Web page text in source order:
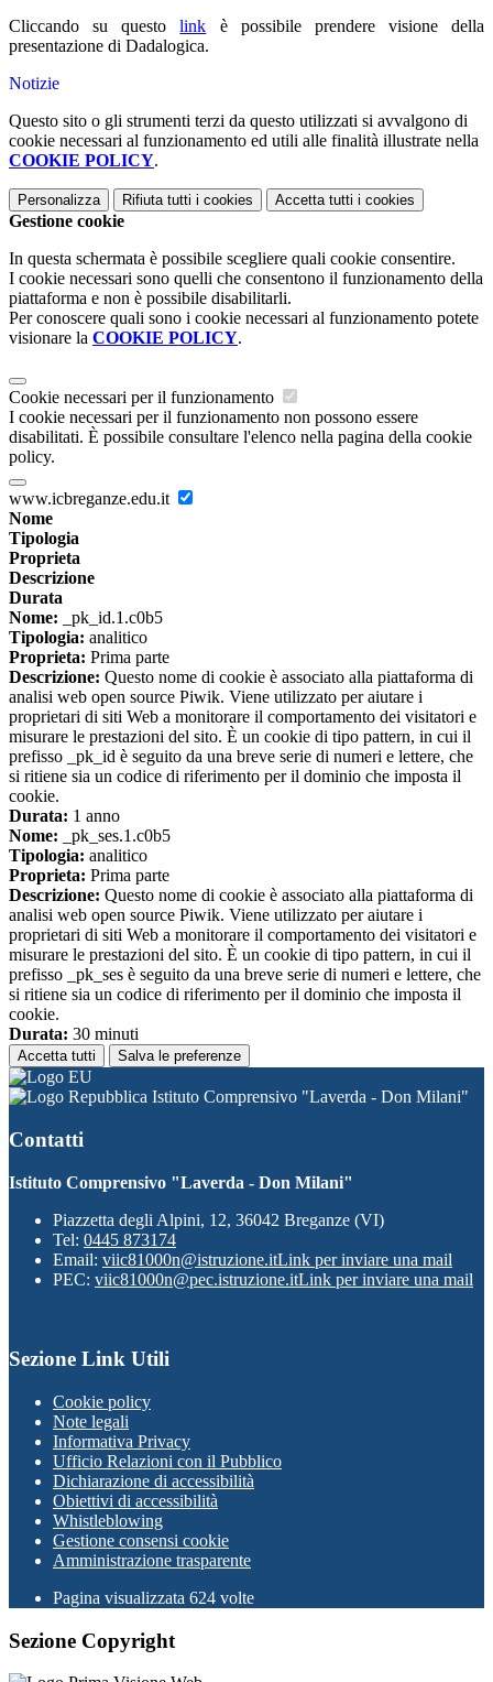
Cliccando su questolink è possibile prendere visione della
presentazione di Dadalogica.
Notizie
Questo sito o gli strumenti terzi da questo utilizzati si avvalgono di
cookie necessari al funzionamento ed utili alle finalità illustrate nella
COOKIE POLICY.
Personalizza Rifiuta tutti i cookies Accetta tutti i cookies
Gestione cookie
In questa schermata è possibile scegliere quali cookie consentire.
I cookie necessari sono quelli che consentono il funzionamento della
piattaforma e non è possibile disabilitarli.
Per conoscere quali sono i cookie necessari al funzionamento potete
visionare la COOKIE POLICY.
Cookie necessari per il funzionamento
I cookie necessari per il funzionamento non possono essere
disabilitati. È possibile consultare l'elenco nella pagina della cookie
policy.
www.icbreganze.edu.it
Nome
Tipologia
Proprieta
Descrizione
Durata
Nome: _pk_id.1.c0b5
Tipologia: analitico
Proprieta: Prima parte
Descrizione: Questo nome di cookie è associato alla piattaforma di
analisi web open source Piwik. Viene utilizzato per aiutare i
proprietari di siti Web a monitorare il comportamento dei visitatori e
misurare le prestazioni del sito. È un cookie di tipo pattern, in cui il
prefisso _pk_id è seguito da una breve serie di numeri e lettere, che
si ritiene sia un codice di riferimento per il dominio che imposta il
cookie.
Durata: 1 anno
Nome: _pk_ses.1.c0b5
Tipologia: analitico
Proprieta: Prima parte
Descrizione: Questo nome di cookie è associato alla piattaforma di
analisi web open source Piwik. Viene utilizzato per aiutare i
proprietari di siti Web a monitorare il comportamento dei visitatori e
misurare le prestazioni del sito. È un cookie di tipo pattern, in cui il
prefisso _pk_ses è seguito da una breve serie di numeri e lettere, che
si ritiene sia un codice di riferimento per il dominio che imposta il
cookie.
Durata: 30 minuti
Accetta tutti Salva le preferenze
Istituto Comprensivo "Laverda - Don Milani"
Contatti
Istituto Comprensivo "Laverda - Don Milani"
Piazzetta degli Alpini, 12, 36042 Breganze (VI)
Tel: 0445 873174
Email: viic81000n@istruzione.itLink per inviare una mail
PEC: viic81000n@pec.istruzione.itLink per inviare una mail
Sezione Link Utili
Cookie policy
Note legali
Informativa Privacy
Ufficio Relazioni con il Pubblico
Dichiarazione di accessibilità
Obiettivi di accessibilità
Whistleblowing
Gestione consensi cookie
Amministrazione trasparente
Pagina visualizzata 624 volte
Sezione Copyright